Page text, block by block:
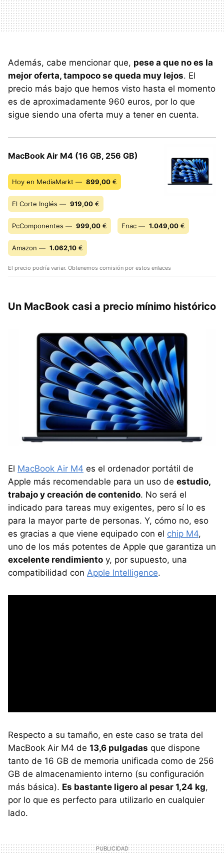
Además, cabe mencionar que, pese a que no es la
mejor oferta, tampoco se queda muy lejos. El
precio más bajo que hemos visto hasta el momento
es de aproximadamente 960 euros, por lo que
sigue siendo una oferta muy a tener en cuenta.
MacBook Air M4 (16 GB, 256 GB)
Hoy en MediaMarkt — 899,00 €
El Corte Inglés — 919,00 €
PcComponentes — 999,00 € Fnac — 1.049,00 €
Amazon — 1.062,10 €
El precio podría variar. Obtenemos comisión por estos enlaces
Un MacBook casi a precio mínimo histórico
El MacBook Air M4 es el ordenador portátil de
Apple más recomendable para un uso de estudio,
trabajo y creación de contenido. No será el
indicado para tareas muy exigentes, pero sí lo es
para la mayor parte de personas. Y, cómo no, eso
es gracias a que viene equipado con el chip M4,
uno de los más potentes de Apple que garantiza un
excelente rendimiento y, por supuesto, una
compatibilidad con Apple Intelligence.
Respecto a su tamaño, en este caso se trata del
MacBook Air M4 de 13,6 pulgadas que dispone
tanto de 16 GB de memoria unificada como de 256
GB de almacenamiento interno (su configuración
más básica). Es bastante ligero al pesar 1,24 kg,
por lo que es perfecto para utilizarlo en cualquier
lado.